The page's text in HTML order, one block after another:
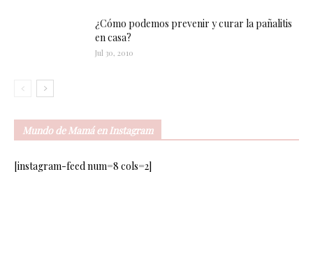
¿Cómo podemos prevenir y curar la pañalitis
en casa?
Jul 30, 2010
Mundo de Mamá en Instagram
[instagram-feed num=8 cols=2]